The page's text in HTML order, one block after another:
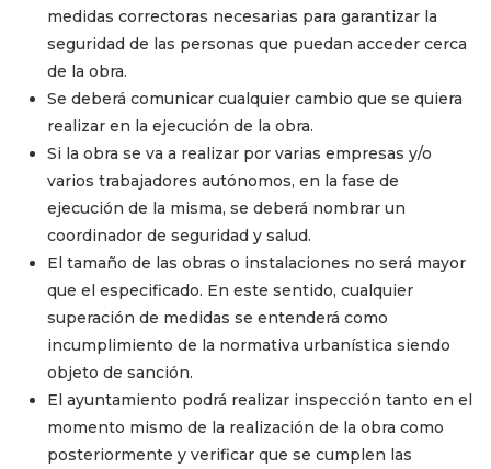
medidas correctoras necesarias para garantizar la
seguridad de las personas que puedan acceder cerca
de la obra.
Se deberá comunicar cualquier cambio que se quiera
realizar en la ejecución de la obra.
Si la obra se va a realizar por varias empresas y/o
varios trabajadores autónomos, en la fase de
ejecución de la misma, se deberá nombrar un
coordinador de seguridad y salud.
El tamaño de las obras o instalaciones no será mayor
que el especificado. En este sentido, cualquier
superación de medidas se entenderá como
incumplimiento de la normativa urbanística siendo
objeto de sanción.
El ayuntamiento podrá realizar inspección tanto en el
momento mismo de la realización de la obra como
posteriormente y verificar que se cumplen las